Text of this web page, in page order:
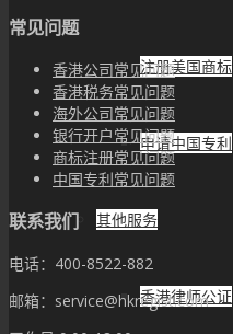
注册美国商标
申请中国专利
其他服务
香港律师公证
常见问题
香港公司常见问题
香港税务常见问题
海外公司常见问题
银行开户常见问题
商标注册常见问题
中国专利常见问题
联系我们
电话：400-8522-882
邮箱：service@hkregist.com